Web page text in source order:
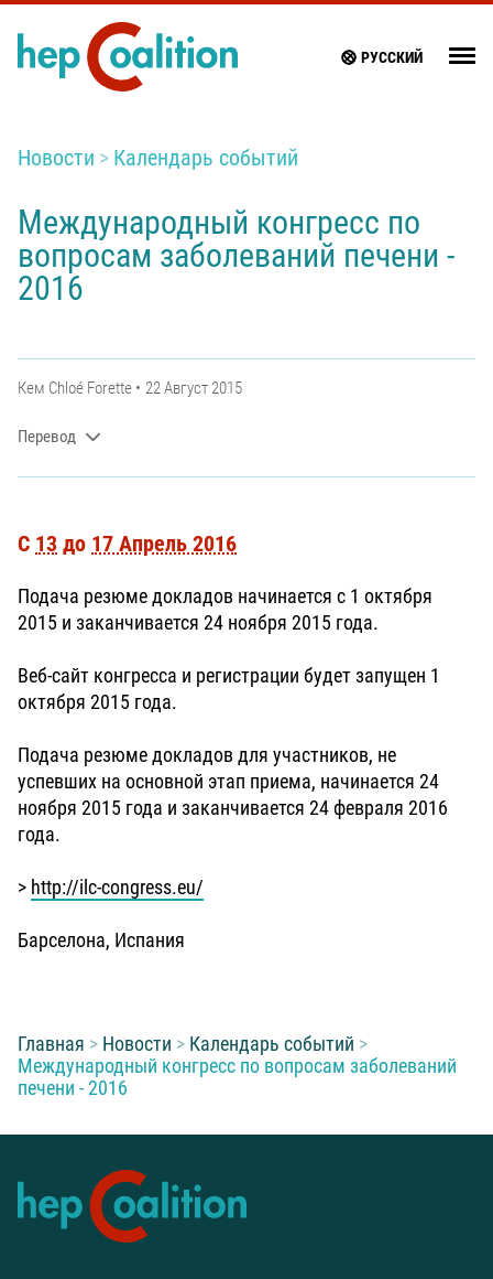
РУССКИЙ
Новости Календарь событий
Международный конгресс по
вопросам заболеваний печени -
2016
Кем Chloé Forette 22 Август 2015
Перевод
С 13 до 17 Апрель 2016
Подача резюме докладов начинается с 1 октября
2015 и заканчивается 24 ноября 2015 года.
Веб-сайт конгресса и регистрации будет запущен 1
октября 2015 года.
Подача резюме докладов для участников, не
успевших на основной этап приема, начинается 24
ноября 2015 года и заканчивается 24 февраля 2016
года.
> http://ilc-congress.eu/
Барселона, Испания
Вы находитесь здесь:
Главная Новости
Календарь событий
Международный конгресс по вопросам заболеваний
печени - 2016